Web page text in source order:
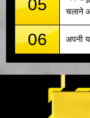
05
चलाने
06 अपनी